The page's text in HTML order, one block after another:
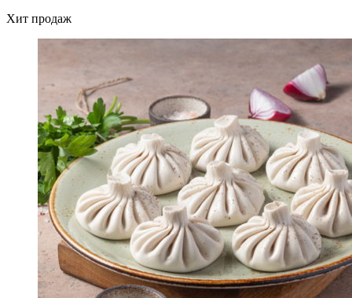
Хит продаж